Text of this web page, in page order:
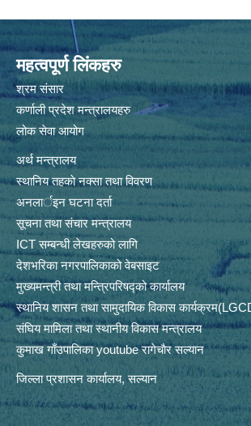
महत्वपूर्ण लिंकहरु
श्रम संसार
कर्णाली प्रदेश मन्त्रालयहरु
लोक सेवा आयोग
अर्थ मन्त्रालय
स्थानिय तहकाे नक्सा तथा विवरण
अनलार्इन घटना दर्ता
सूचना तथा संचार मन्त्रालय
ICT सम्बन्धी लेखहरुको लागि
देशभरिका नगरपालिकाको वेबसाइट
मुख्यमन्त्री तथा मन्त्रिपरिषद्को कार्यालय
स्थानिय शासन तथा सामुदायिक विकास
संघिय मामिला तथा स्थानीय विकास मन्त्रालय
कुमाख गाँउपालिका youtube रागेचाैर सल्यान
जिल्ला प्रशासन कार्यालय, सल्यान